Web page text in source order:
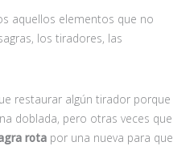
aquellos elementos que no
los tiradores, las
restaurar algún tirador porque
doblada, pero otras veces que
rota por una nueva para que